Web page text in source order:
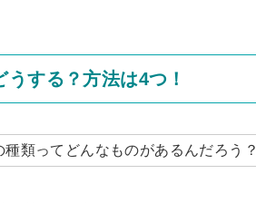
する？方法は4つ！
類ってどんなものがあるんだろう？